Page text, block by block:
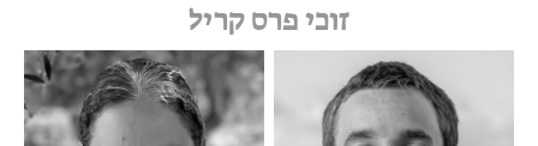
זוכי פרס קריל